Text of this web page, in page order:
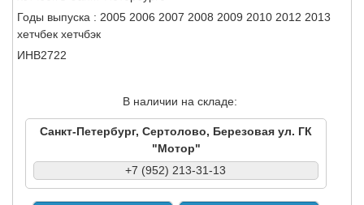
Годы выпуска : 2005 2006 2007 2008 2009 2010 2012 2013
хетчбек хетчбэк
ИНВ2722
В наличии на складе:
Санкт-Петербург, Сертолово, Березовая ул. ГК
"Мотор"
+7 (952) 213-31-13